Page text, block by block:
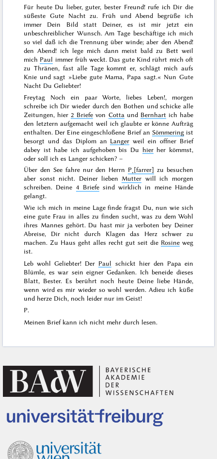
Für heute Du lieber, guter, bester Freund! rufe ich Dir die
süßeste Gute Nacht zu. Früh und Abend begrüße ich
immer Dein Bild statt Deiner, es ist mir jetzt ein
unbeschreiblicher Wunsch. Am Tage beschäftige ich mich
so viel daß ich die Trennung über winde; aber den Abend!
den Abend! ich lege mich dann meist bald zu Bett weil
mich Paul immer früh weckt. Das gute Kind rührt mich oft
zu Thränen, fast alle Tage kommt er, schlägt mich aufs
Knie und sagt »Liebe gute Mama, Papa sagt.« Nun Gute
Nacht Du Geliebter!
Freytag Noch ein paar Worte, liebes Leben!, morgen
schreibe ich Dir wieder durch den Bothen und schicke alle
Zeitungen, hier 2 Briefe von Cotta und Bernhart ich habe
den letztern aufgemacht weil ich glaubte er könne Aufträg
enthalten. Der Eine eingeschloßene Brief an Sömmeringist
besorgt und das Diplom an Langer weil ein offner Brief
dabey ist habe ich aufgehoben bis Du hierher kömmst,
oder soll ich es Langer schicken? –
Über den See fahre nur den Herrn P˖[farrer] zu besuchen
aber sonst nicht. Deiner lieben Mutter will ich morgen
schreiben. Deine 4 Briefesind wirklich in meine Hände
gelangt.
Wie ich mich in meine Lage finde fragst Du, nun wie sich
eine gute Frau in alles zu finden sucht, was zu dem Wohl
ihres Mannes gehört. Du hast mir ja verboten bey Deiner
Abreise, Dir nicht durch Klagen das Herz schwer zu
machen. Zu Haus geht alles recht gut seit die Rosineweg
ist.
Leb wohl Geliebter! Der Paul schickt hier den Papa ein
Blümle, es war sein eigner Gedanken. Ich beneide dieses
Blatt, Bester. Es berührt noch heute Deine liebe Hände,
wenn wird es mir wieder so wohl werden. Adieu ich küße
und herze Dich, noch leider nur im Geist!
P.
Meinen Brief kann ich nicht mehr durch lesen.